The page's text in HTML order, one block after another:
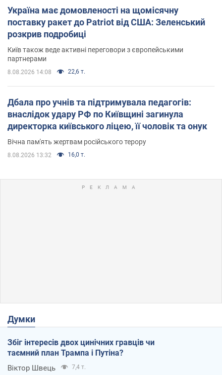
Україна має домовленості на щомісячну
поставку ракет до Patriot від США: Зеленський
розкрив подробиці
Київ також веде активні переговори з європейськими
партнерами
8.08.2026 14:08 22,6 т.
Дбала про учнів та підтримувала педагогів:
внаслідок удару РФ по Київщині загинула
директорка київського ліцею, її чоловік та онук
Вічна пам'ять жертвам російського терору
8.08.2026 13:32 16,0 т.
Думки
Збіг інтересів двох цинічних гравців чи
таємний план Трампа і Путіна?
Віктор Швець 7,4 т.